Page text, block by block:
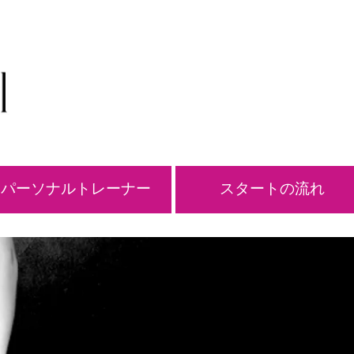
パーソナルトレーナー スタートの流れ